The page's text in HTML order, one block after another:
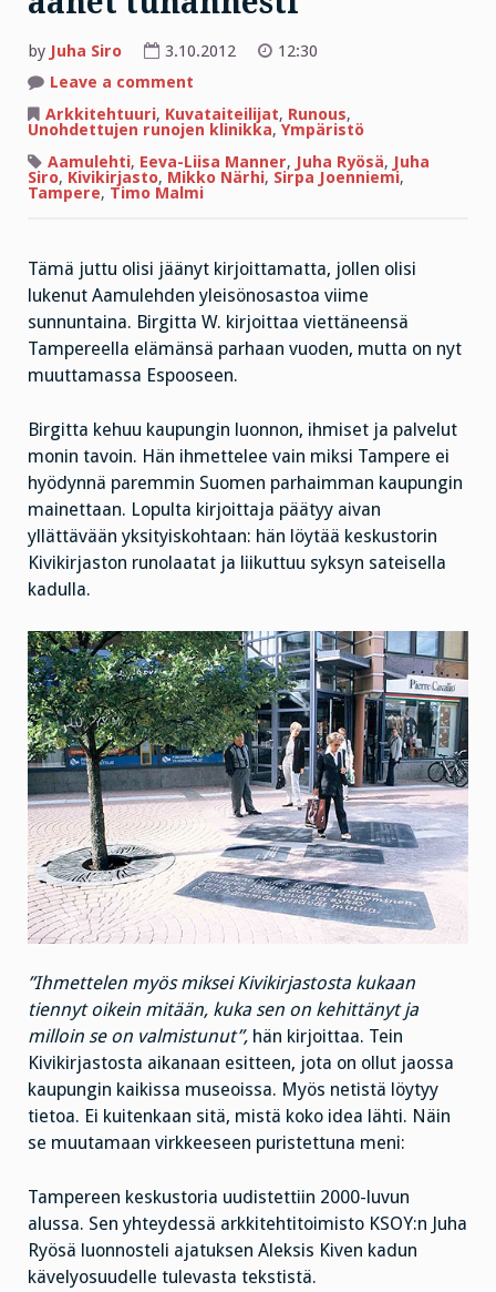
by Juha Siro 3.10.2012
12:30
Leave a comment
peilit
taittavat
tuhannesti
Arkkitehtuuri, Kuvataiteilijat, Runous,
Unohdettujen runojen klinikka, Ympäristö
Aamulehti, Eeva-Liisa Manner, Juha Ryösä, Juha
Siro, Kivikirjasto, Mikko Närhi, Sirpa Joenniemi,
Tampere, Timo Malmi
Tämä juttu olisi jäänyt kirjoittamatta, jollen olisi
lukenut Aamulehden yleisönosastoa viime
sunnuntaina. Birgitta W. kirjoittaa viettäneensä
Tampereella elämänsä parhaan vuoden, mutta on nyt
muuttamassa Espooseen.
Birgitta kehuu kaupungin luonnon, ihmiset ja palvelut
monin tavoin. Hän ihmettelee vain miksi Tampere ei
hyödynnä paremmin Suomen parhaimman kaupungin
mainettaan. Lopulta kirjoittaja päätyy aivan
yllättävään yksityiskohtaan: hän löytää keskustorin
Kivikirjaston runolaatat ja liikuttuu syksyn sateisella
kadulla.
”Ihmettelen myös miksei Kivikirjastosta kukaan
tiennyt oikein mitään, kuka sen on kehittänyt ja
milloin se on valmistunut”, hän kirjoittaa. Tein
Kivikirjastosta aikanaan esitteen, jota on ollut jaossa
kaupungin kaikissa museoissa. Myös netistä löytyy
tietoa. Ei kuitenkaan sitä, mistä koko idea lähti. Näin
se muutamaan virkkeeseen puristettuna meni:
Tampereen keskustoria uudistettiin 2000-luvun
alussa. Sen yhteydessä arkkitehtitoimisto KSOY:n Juha
Ryösä luonnosteli ajatuksen Aleksis Kiven kadun
kävelyosuudelle tulevasta tekstistä.